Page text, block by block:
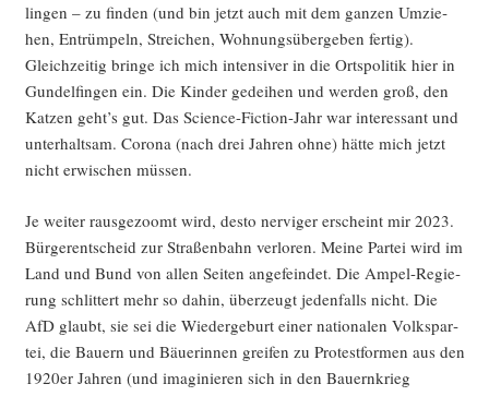
lin­gen – zu fin­den (und bin jetzt auch mit dem gan­zen Umzie­
hen, Ent­rüm­peln, Strei­chen, Woh­nungs­über­ge­ben fer­tig).
Gleich­zei­tig brin­ge ich mich inten­si­ver in die Orts­po­li­tik hier in
Gun­del­fin­gen ein. Die Kin­der gedei­hen und wer­den groß, den
Kat­zen geht’s gut. Das Sci­ence-Fic­tion-Jahr war inter­es­sant und
unter­halt­sam. Coro­na (nach drei Jah­ren ohne) hät­te mich jetzt
nicht erwi­schen müssen.
Je wei­ter raus­ge­zoomt wird, des­to ner­vi­ger erscheint mir 2023.
Bür­ger­ent­scheid zur Stra­ßen­bahn ver­lo­ren. Mei­ne Par­tei wird im
Land und Bund von allen Sei­ten ange­fein­det. Die Ampel-Regie­
rung schlit­tert mehr so dahin, über­zeugt jeden­falls nicht. Die
AfD glaubt, sie sei die Wie­der­ge­burt einer natio­na­len Volks­par­
tei, die Bau­ern und Bäue­rin­nen grei­fen zu Pro­test­for­men aus den
1920er Jah­ren (und ima­gi­nie­ren sich in den Bau­ern­krieg